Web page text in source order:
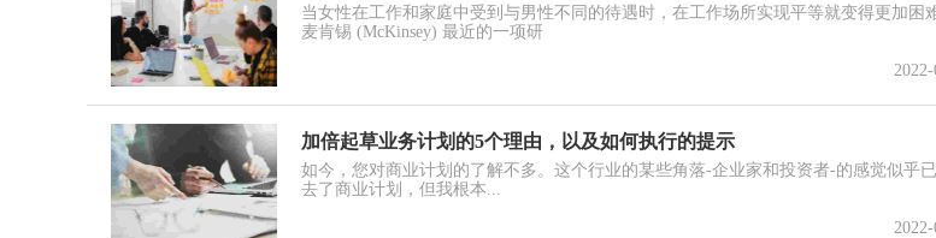
当女性在工作和家庭中受到与男性不同的待遇时，在工作场所实现平等就变得更加困
麦肯锡 (McKinsey) 最近的一项研
加倍起草业务计划的5个理由，以及如何执行的提示
如今，您对商业计划的了解不多。这个行业的某些角落-企业家和投资者-的感觉似乎
去了商业计划，但我根本...